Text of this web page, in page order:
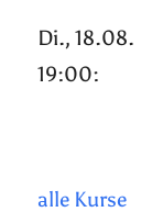
Di., 18.08.
19:00:
alle Kurse